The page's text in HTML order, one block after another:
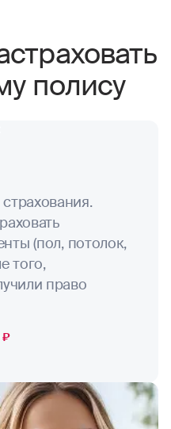
полису
(пол, потолок,
того,
право
₽